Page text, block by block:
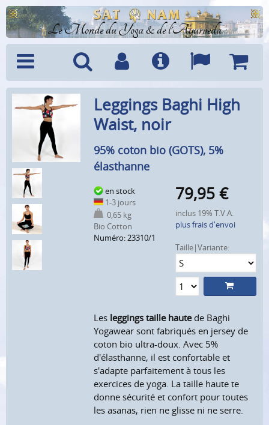
Le Monde du Yoga & de l'Ayurveda
Menu Recherche
CompteInfo LanguesPanier
Leggings Baghi High
Waist, noir
95% coton bio (GOTS), 5%
élasthanne
en stock
1-3 jours
0,65 kg
Bio Cotton
Numéro: 23310/1
79,95 €
inclus 19% T.V.A.
plus frais d'envoi
Taille|Variante:
Les leggings taille hautede Baghi
Yogawear sont fabriqués en jersey de
coton bio ultra-doux. Avec 5%
d'élasthanne, il est confortable et
s'adapte parfaitement à tous les
exercices de yoga. La taille haute te
donne sécurité et confort pour toutes
les asanas, rien ne glisse ni ne serre.